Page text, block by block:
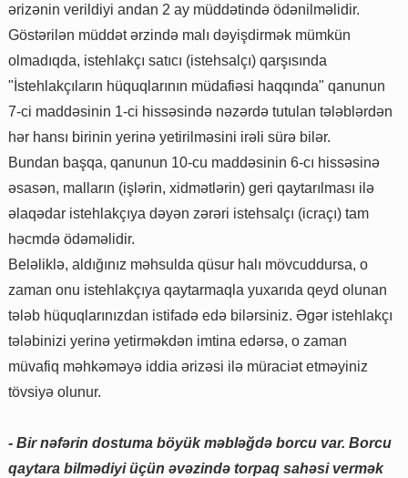
ərizənin verildiyi andan 2 ay müddətində ödənilməlidir.
Göstərilən müddət ərzində malı dəyişdirmək mümkün
olmadıqda, istehlakçı satıcı (istehsalçı) qarşısında
"İstehlakçıların hüquqlarının müdafiəsi haqqında" qanunun
7-ci maddəsinin 1-ci hissəsində nəzərdə tutulan tələblərdən
hər hansı birinin yerinə yetirilməsini irəli sürə bilər.
Bundan başqa, qanunun 10-cu maddəsinin 6-cı hissəsinə
əsasən, malların (işlərin, xidmətlərin) geri qaytarılması ilə
əlaqədar istehlakçıya dəyən zərəri istehsalçı (icraçı) tam
həcmdə ödəməlidir.
Beləliklə, aldığınız məhsulda qüsur halı mövcuddursa, o
zaman onu istehlakçıya qaytarmaqla yuxarıda qeyd olunan
tələb hüquqlarınızdan istifadə edə bilərsiniz. Əgər istehlakçı
tələbinizi yerinə yetirməkdən imtina edərsə, o zaman
müvafiq məhkəməyə iddia ərizəsi ilə müraciət etməyiniz
tövsiyə olunur.
- Bir nəfərin dostuma böyük məbləğdə borcu var. Borcu
qaytara bilmədiyi üçün əvəzində torpaq sahəsi vermək